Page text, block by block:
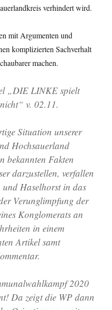
verhindert wird.
mit Argumenten und
komplizierten Sachverhalt
machen.
„DIE LINKE spielt
v. 02.11.
Situation unserer
Hochsauerland
bekannten Fakten
darzustellen, verfallen
und Haselhorst in das
Verunglimpfung der
Konglomerats an
in einem
Artikel samt
2020
Da zeigt die WP dann